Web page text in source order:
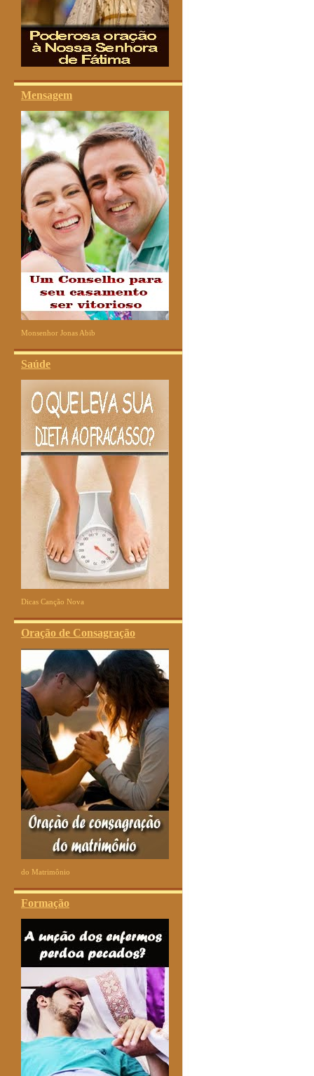
Mensagem
Monsenhor Jonas Abib
Saúde
Dicas Canção Nova
Oração de Consagração
do Matrimônio
Formação